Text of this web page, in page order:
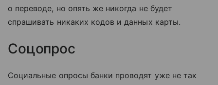
о переводе, но опять же никогда не будет
спрашивать никаких кодов и данных карты.
Соцопрос
Социальные опросы банки проводят уже не так